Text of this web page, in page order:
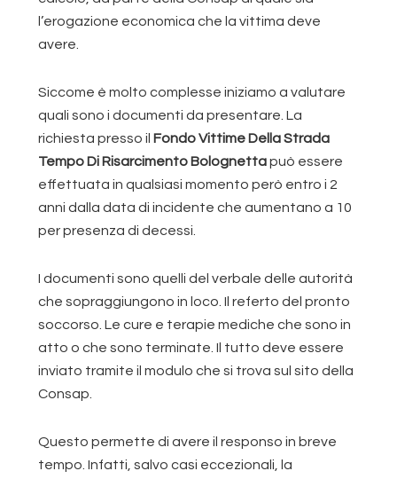
l’erogazione economica che la vittima deve
avere.
Siccome è molto complesse iniziamo a valutare
quali sono i documenti da presentare. La
richiesta presso il Fondo Vittime Della Strada
Tempo Di Risarcimento Bolognettapuò essere
effettuata in qualsiasi momento però entro i 2
anni dalla data di incidente che aumentano a 10
per presenza di decessi.
I documenti sono quelli del verbale delle autorità
che sopraggiungono in loco. Il referto del pronto
soccorso. Le cure e terapie mediche che sono in
atto o che sono terminate. Il tutto deve essere
inviato tramite il modulo che si trova sul sito della
Consap.
Questo permette di avere il responso in breve
tempo. Infatti, salvo casi eccezionali, la